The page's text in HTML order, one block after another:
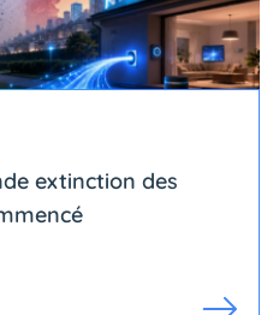
extinction des